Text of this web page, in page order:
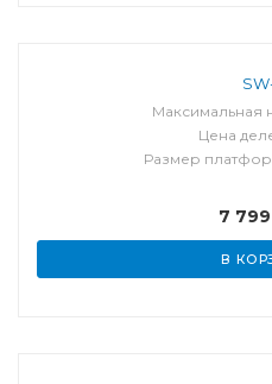
Максимальная
Цена
Размер
7 799
В